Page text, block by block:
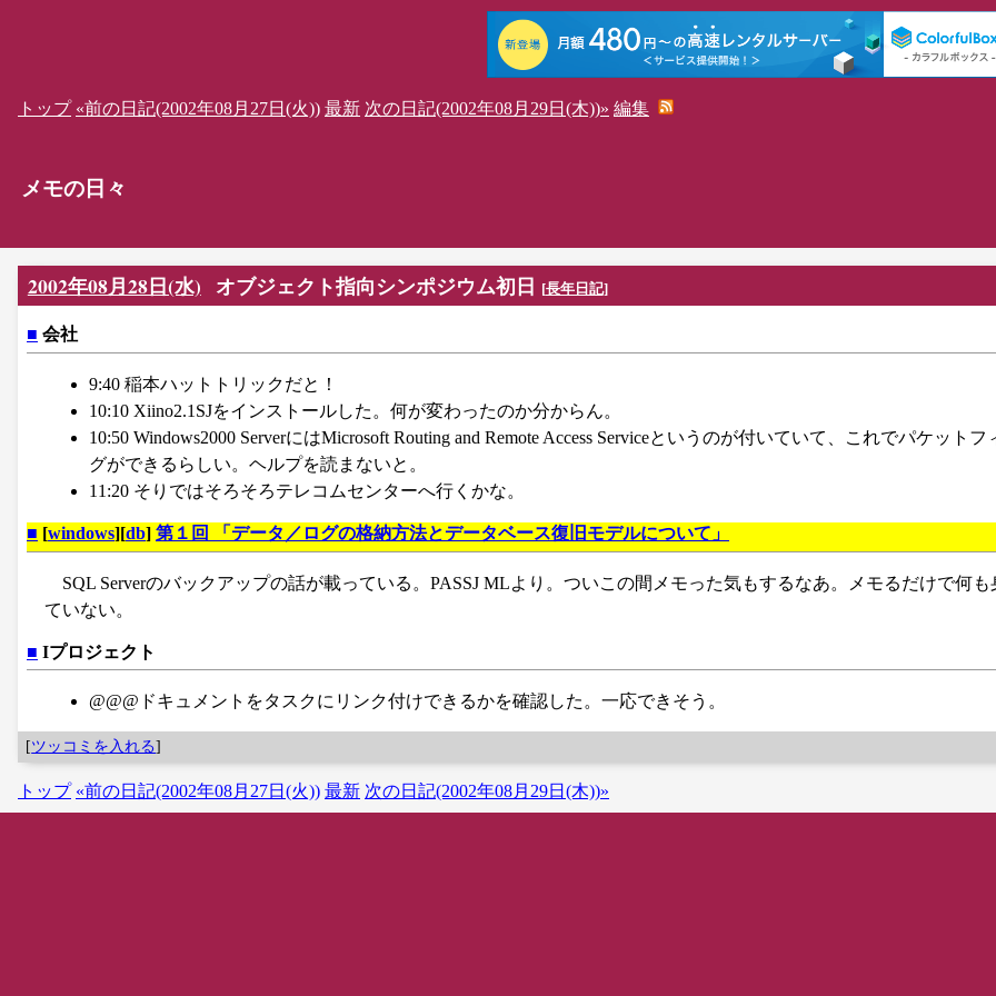
トップ «前の日記(2002年08月27日(火)) 最新 次の日記(2002年08月29日(木))» 編集
メモの日々
2002年08月28日(水) オブジェクト指向シンポジウム初日 [長年日記]
■ 会社
9:40 稲本ハットトリックだと！
10:10 Xiino2.1SJをインストールした。何が変わったのか分からん。
10:50 Windows2000 ServerにはMicrosoft Routing and Remote Access Serviceというのが付いていて、これでパケット
グができるらしい。ヘルプを読まないと。
11:20 そりではそろそろテレコムセンターへ行くかな。
■ [windows][db] 第１回 「データ／ログの格納方法とデータベース復旧モデルについて」
SQL Serverのバックアップの話が載っている。PASSJ MLより。ついこの間メモった気もするなあ。メモるだけで何も
ていない。
■ Iプロジェクト
@@@ドキュメントをタスクにリンク付けできるかを確認した。一応できそう。
[ツッコミを入れる]
トップ «前の日記(2002年08月27日(火)) 最新 次の日記(2002年08月29日(木))»